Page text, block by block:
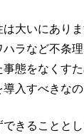
は大いにあり
ラなど不条
事態をなくす
入すべきなの
できることと